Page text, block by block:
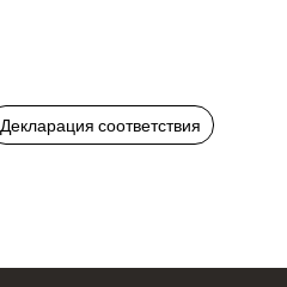
Декларация соответствия